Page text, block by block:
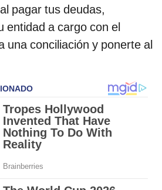
pagar tus deudas,
entidad a cargo con el
una conciliación y ponerte al